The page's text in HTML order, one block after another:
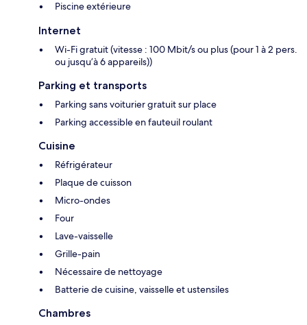
Piscine extérieure
Internet
Wi-Fi gratuit (vitesse : 100 Mbit/s ou plus (pour 1 à 2 pers.
ou jusqu’à 6 appareils))
Parking et transports
Parking sans voiturier gratuit sur place
Parking accessible en fauteuil roulant
Cuisine
Réfrigérateur
Plaque de cuisson
Micro-ondes
Four
Lave-vaisselle
Grille-pain
Nécessaire de nettoyage
Batterie de cuisine, vaisselle et ustensiles
Chambres